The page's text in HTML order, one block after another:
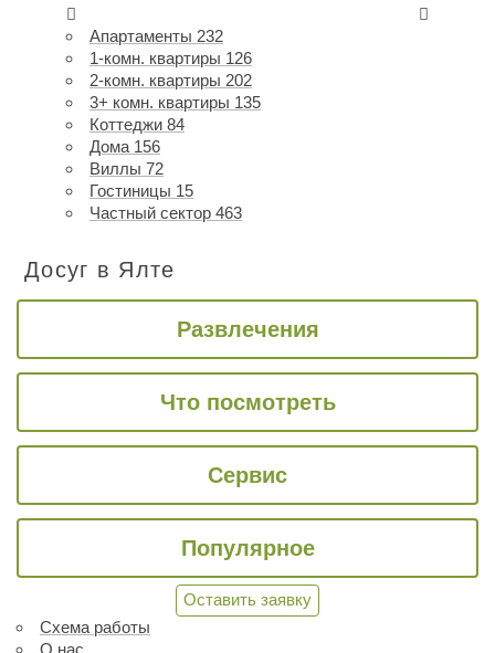
Апартаменты 232
1-комн. квартиры 126
2-комн. квартиры 202
3+ комн. квартиры 135
Коттеджи 84
Дома 156
Виллы 72
Гостиницы 15
Частный сектор 463
Досуг в Ялте
Развлечения
Что посмотреть
Сервис
Популярное
Оставить заявку
Схема работы
О нас